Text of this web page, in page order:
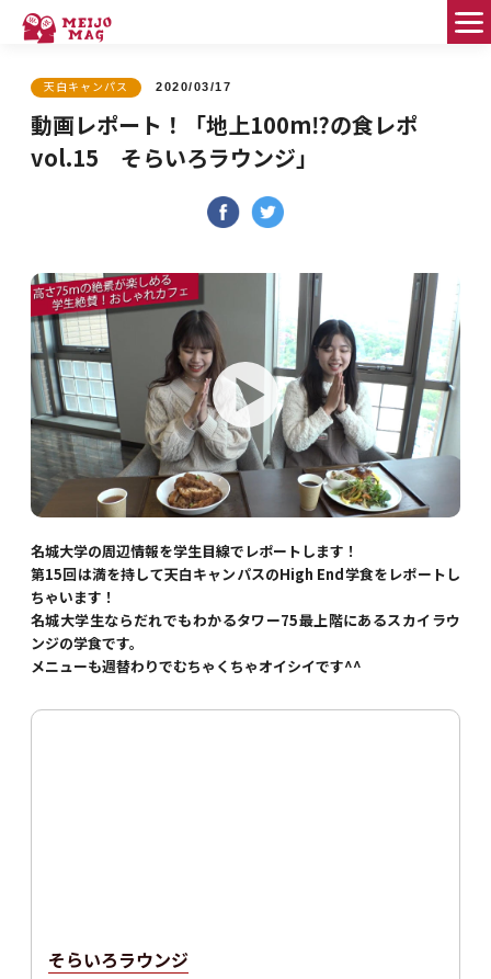
FEATURE PEOPLE
Good Fellows
MEIJO DIAMOND
HELLO WORLD!
名城大のススメ！
学びのコミュニティ
MEIPLE
天白キャンパス 2020/03/17
動画レポート！「地上100m⁉の食レポ
vol.15 そらいろラウンジ」
名城大学の周辺情報を学生目線でレポートします！
第15回は満を持して天白キャンパスのHigh End学食をレポートし
ちゃいます！
名城大学生ならだれでもわかるタワー75最上階にあるスカイラウ
ンジの学食です。
メニューも週替わりでむちゃくちゃオイシイです^^
そらいろラウンジ